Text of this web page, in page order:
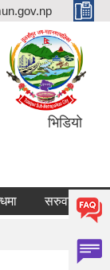
भिडियो
लागि